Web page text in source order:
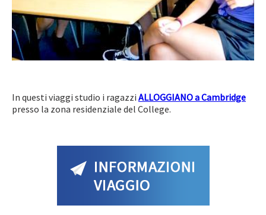
In questi viaggi studio i ragazzi ALLOGGIANO a Cambridge
presso la zona residenziale del College.